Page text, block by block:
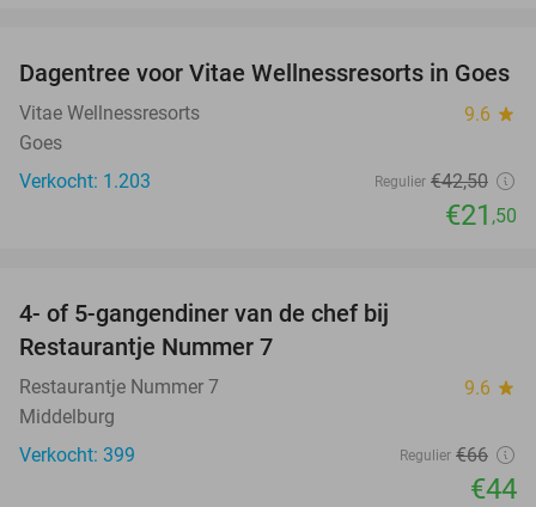
49%
Dagentree voor Vitae Wellnessresorts in Goes
Vitae Wellnessresorts 9.6 star
Goes
Verkocht: 1.203
Regulier €42,50
€21 ,50
4- of 5-gangendiner van de chef bij
Restaurantje Nummer 7
Restaurantje Nummer 7 9.6 star
Middelburg
Verkocht: 399
Regulier €66
€44